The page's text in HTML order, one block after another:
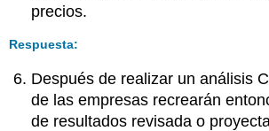
precios.
Respuesta:
Después de realizar un análisis
de las empresas recrearán
de resultados revisada o